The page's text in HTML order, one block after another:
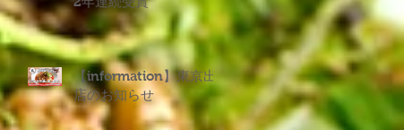
【information】東京出
店のお知らせ